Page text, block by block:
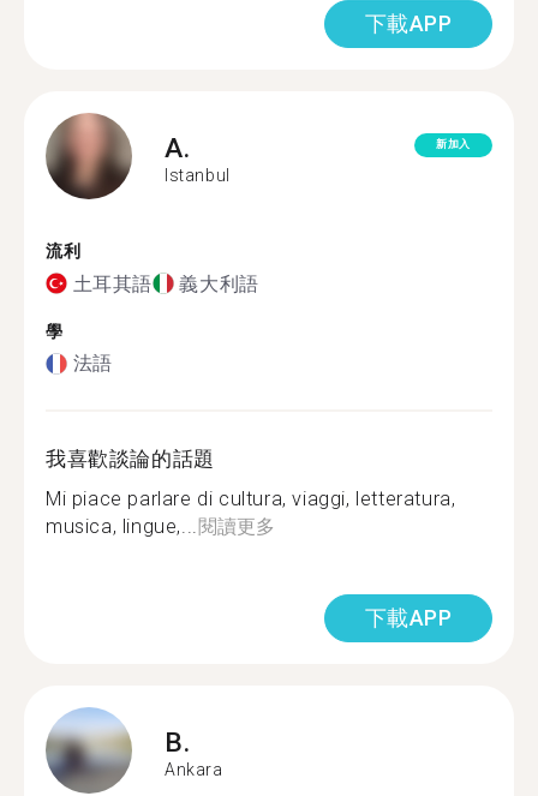
下載APP
A.
Istanbul
新加入
流利
土耳其語 義大利語
學
法語
我喜歡談論的話題
Mi piace parlare di cultura, viaggi, letteratura,
musica, lingue,...閱讀更多
下載APP
B.
Ankara